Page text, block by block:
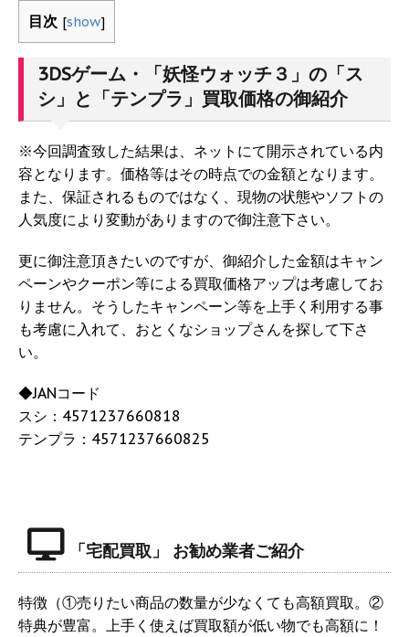
目次 [show]
3DSゲーム・「妖怪ウォッチ３」の「ス
シ」と「テンプラ」買取価格の御紹介
※今回調査致した結果は、ネットにて開示されている内
容となります。価格等はその時点での金額となります。
また、保証されるものではなく、現物の状態やソフトの
人気度により変動がありますので御注意下さい。
更に御注意頂きたいのですが、御紹介した金額はキャン
ペーンやクーポン等による買取価格アップは考慮してお
りません。そうしたキャンペーン等を上手く利用する事
も考慮に入れて、おとくなショップさんを探して下さ
い。
◆JANコード
スシ：4571237660818
テンプラ：4571237660825
「宅配買取」 お勧め業者ご紹介
特徴（①売りたい商品の数量が少なくても高額買取。②
特典が豊富。上手く使えば買取額が低い物でも高額に！